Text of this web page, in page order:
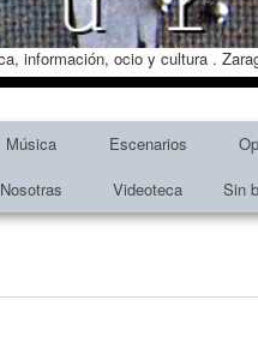
información, ocio y cultura .
Música Escenarios
Nosotras Videoteca Sin